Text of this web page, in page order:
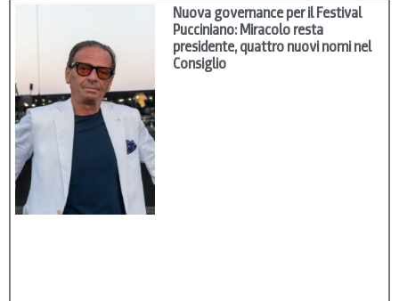
Nuova governance per il Festival
Pucciniano: Miracolo resta
presidente, quattro nuovi nomi nel
Consiglio